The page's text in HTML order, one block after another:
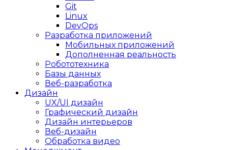
Git
Linux
DevOps
Разработка приложений
Мобильных приложений
Дополненная реальность
Робототехника
Базы данных
Веб-разработка
Дизайн
UX/UI дизайн
Графический дизайн
Дизайн интерьеров
Веб-дизайн
Обработка видео